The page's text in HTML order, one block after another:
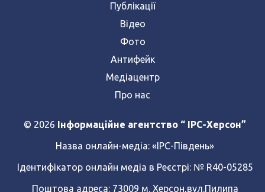
Публікації
Відео
Фото
Антифейк
Медіацентр
Про нас
© 2026
Інформаційне агентство “ IPC-Херсон”
Назва онлайн-медіа: «ІРС-Південь»
Ідентифікатор онлайн медіа в Реєстрі: № R40-05285
Поштова адреса: 73009 м. Херсон,вул.Пилипа